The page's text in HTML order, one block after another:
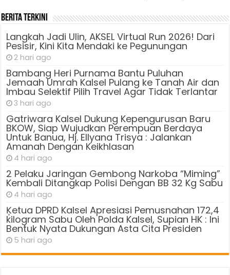
Berita Terkini
Langkah Jadi Ulin, AKSEL Virtual Run 2026! Dari
Pesisir, Kini Kita Mendaki ke Pegunungan
2 hari ago
Bambang Heri Purnama Bantu Puluhan
Jemaah Umrah Kalsel Pulang ke Tanah Air dan
Imbau Selektif Pilih Travel Agar Tidak Terlantar
3 hari ago
Gatriwara Kalsel Dukung Kepengurusan Baru
BKOW, Siap Wujudkan Perempuan Berdaya
Untuk Banua, Hj. Ellyana Trisya : Jalankan
Amanah Dengan Keikhlasan
4 hari ago
2 Pelaku Jaringan Gembong Narkoba “Miming”
Kembali Ditangkap Polisi Dengan BB 32 Kg Sabu
4 hari ago
Ķetua DPRD Kalsel Apresiasi Pemusnahan 172,4
kilogram Sabu Oleh Polda Kalsel, Supian HK : Ini
Bentuk Nyata Dukungan Asta Cita Presiden
5 hari ago